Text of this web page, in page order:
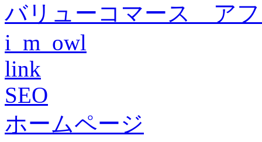
バリューコマース ア
i_m_owl
link
SEO
ホームページ